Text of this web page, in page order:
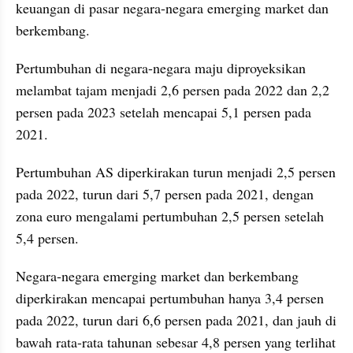
keuangan di pasar negara-negara emerging market dan
berkembang.
Pertumbuhan di negara-negara maju diproyeksikan
melambat tajam menjadi 2,6 persen pada 2022 dan 2,2
persen pada 2023 setelah mencapai 5,1 persen pada
2021.
Pertumbuhan AS diperkirakan turun menjadi 2,5 persen
pada 2022, turun dari 5,7 persen pada 2021, dengan
zona euro mengalami pertumbuhan 2,5 persen setelah
5,4 persen.
Negara-negara emerging market dan berkembang
diperkirakan mencapai pertumbuhan hanya 3,4 persen
pada 2022, turun dari 6,6 persen pada 2021, dan jauh di
bawah rata-rata tahunan sebesar 4,8 persen yang terlihat